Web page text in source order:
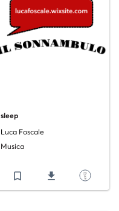
sleep
Luca Foscale
Musica
bookmark_border file_download